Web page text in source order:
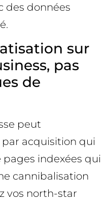
des données
sur
pas
de
peut
acquisition qui
pages indexées qui
cannibalisation
vos north-star